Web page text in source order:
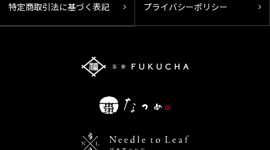
特定商取引法に基づく表記 プライバシーポリシー